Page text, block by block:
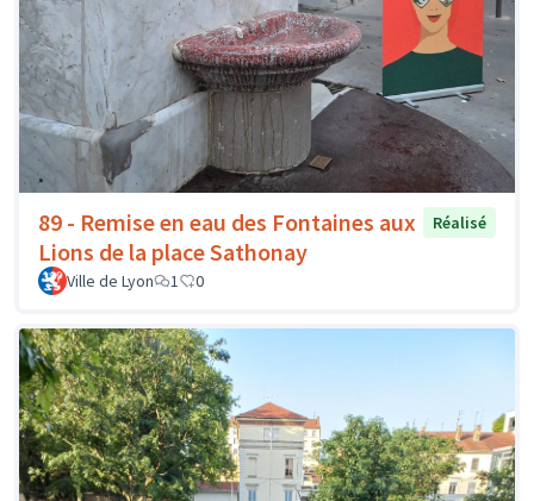
89 - Remise en eau des Fontaines aux
Lions de la place Sathonay
Réalisé
Ville de Lyon 1 0